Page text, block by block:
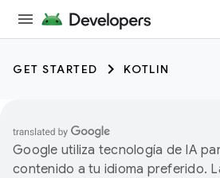
GET STARTED KOTLIN
Google utiliza tecnología de IA
contenido a tu idioma preferido.